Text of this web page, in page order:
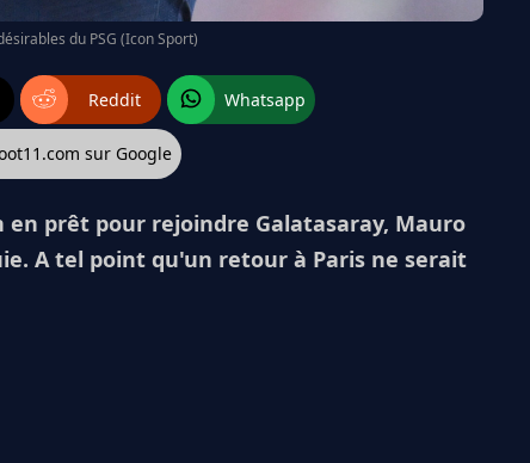
du PSG (Icon Sport)
Reddit Whatsapp
sur Google
prêt pour rejoindre Galatasaray, Mauro
A tel point qu'un retour à Paris ne serait